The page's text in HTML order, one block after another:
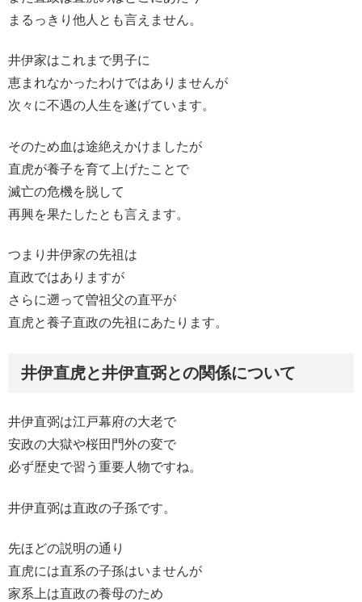
まるっきり他人とも言えません。
井伊家はこれまで男子に
恵まれなかったわけではありませんが
次々に不遇の人生を遂げています。
そのため血は途絶えかけましたが
直虎が養子を育て上げたことで
滅亡の危機を脱して
再興を果たしたとも言えます。
つまり井伊家の先祖は
直政ではありますが
さらに遡って曽祖父の直平が
直虎と養子直政の先祖にあたります。
井伊直虎と井伊直弼との関係について
井伊直弼は江戸幕府の大老で
安政の大獄や桜田門外の変で
必ず歴史で習う重要人物ですね。
井伊直弼は直政の子孫です。
先ほどの説明の通り
直虎には直系の子孫はいませんが
家系上は直政の養母のため